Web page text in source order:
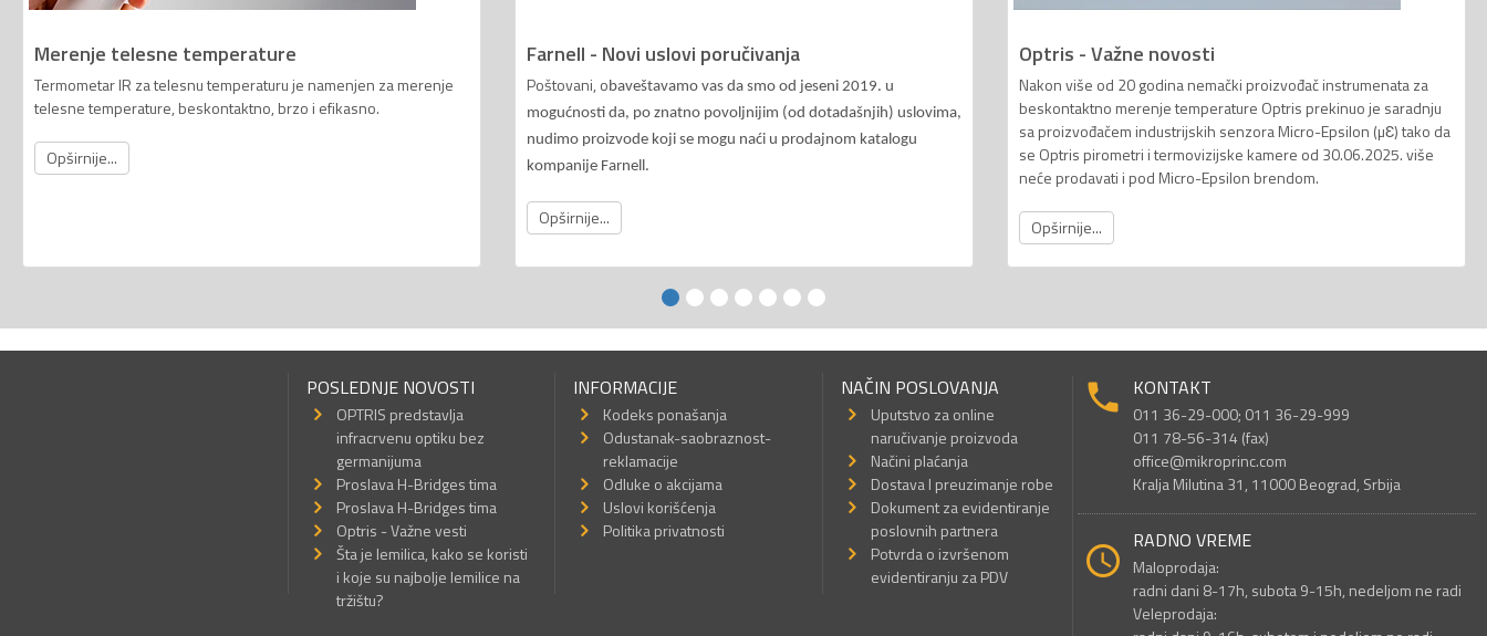
Merenje telesne temperature
Termometar IR za telesnu temperaturu je namenjen za merenje
telesne temperature, beskontaktno, brzo i efikasno.
Opširnije...
Farnell - Novi uslovi poručivanja
Poštovani, o baveštavamo vas da smo od jeseni 2019. u
mogućnosti da, po znatno povoljnijim (od dotadašnjih) uslovima,
nudimo proizvode koji se mogu naći u prodajnom katalogu
kompanije Farnell.
Opširnije...
Optris - Važne novosti
Nakon više od 20 godina nemački proizvođač instrumenata za
beskontaktno merenje temperature Optris prekinuo je saradnju
sa proizvođačem industrijskih senzora Micro-Epsilon (µƐ) tako da
se Optris pirometri i termovizijske kamere od 30.06.2025. više
neće prodavati i pod Micro-Epsilon brendom.
Opširnije...
POSLEDNJE NOVOSTI
OPTRIS predstavlja
infracrvenu optiku bez
germanijuma
Proslava H-Bridges tima
Proslava H-Bridges tima
Optris - Važne vesti
Šta je lemilica, kako se koristi
i koje su najbolje lemilice na
tržištu?
INFORMACIJE
Kodeks ponašanja
Odustanak-saobraznost-
reklamacije
Odluke o akcijama
Uslovi korišćenja
Politika privatnosti
NAČIN POSLOVANJA
Uputstvo za online
naručivanje proizvoda
Načini plaćanja
Dostava I preuzimanje robe
Dokument za evidentiranje
poslovnih partnera
Potvrda o izvršenom
evidentiranju za PDV
KONTAKT
011 36-29-000; 011 36-29-999
011 78-56-314 (fax)
office@mikroprinc.com
Kralja Milutina 31, 11000 Beograd, Srbija
RADNO VREME
Maloprodaja:
radni dani 8-17h, subota 9-15h, nedeljom ne radi
Veleprodaja: